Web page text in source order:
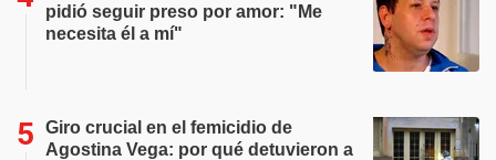
pidió seguir preso por amor: "Me
necesita él a mí"
Giro crucial en el femicidio de
Agostina Vega: por qué detuvieron a